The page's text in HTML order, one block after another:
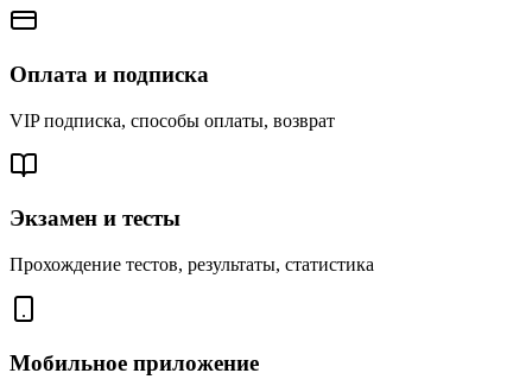
Оплата и подписка
VIP подписка, способы оплаты, возврат
Экзамен и тесты
Прохождение тестов, результаты, статистика
Мобильное приложение